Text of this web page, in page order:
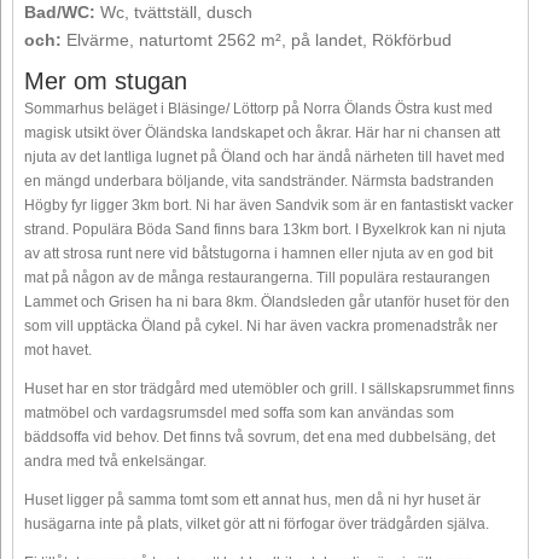
Bad/WC: Wc, tvättställ, dusch
och: Elvärme, naturtomt 2562 m², på landet, Rökförbud
Mer om stugan
Sommarhus beläget i Bläsinge/ Löttorp på Norra Ölands Östra kust med
magisk utsikt över Öländska landskapet och åkrar. Här har ni chansen att
njuta av det lantliga lugnet på Öland och har ändå närheten till havet med
en mängd underbara böljande, vita sandstränder. Närmsta badstranden
Högby fyr ligger 3km bort. Ni har även Sandvik som är en fantastiskt vacker
strand. Populära Böda Sand finns bara 13km bort. I Byxelkrok kan ni njuta
av att strosa runt nere vid båtstugorna i hamnen eller njuta av en god bit
mat på någon av de många restaurangerna. Till populära restaurangen
Lammet och Grisen ha ni bara 8km. Ölandsleden går utanför huset för den
som vill upptäcka Öland på cykel. Ni har även vackra promenadstråk ner
mot havet.
Huset har en stor trädgård med utemöbler och grill. I sällskapsrummet finns
matmöbel och vardagsrumsdel med soffa som kan användas som
bäddsoffa vid behov. Det finns två sovrum, det ena med dubbelsäng, det
andra med två enkelsängar.
Huset ligger på samma tomt som ett annat hus, men då ni hyr huset är
husägarna inte på plats, vilket gör att ni förfogar över trädgården själva.